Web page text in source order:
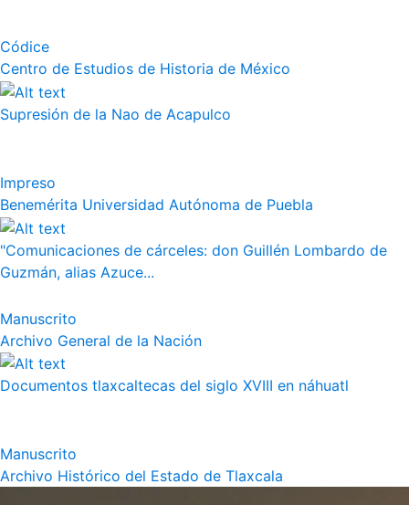
Códice
Centro de Estudios de Historia de México
Supresión de la Nao de Acapulco
Impreso
Benemérita Universidad Autónoma de Puebla
"Comunicaciones de cárceles: don Guillén Lombardo de
Guzmán, alias Azuce...
Manuscrito
Archivo General de la Nación
Documentos tlaxcaltecas del siglo XVIII en náhuatl
Manuscrito
Archivo Histórico del Estado de Tlaxcala